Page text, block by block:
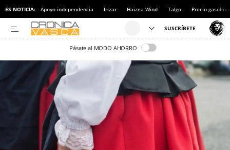
ES NOTICIA: Apoyo independencia Irizar Haizea Wind Talgo Precio gasolina
Pásate al MODO AHORRO